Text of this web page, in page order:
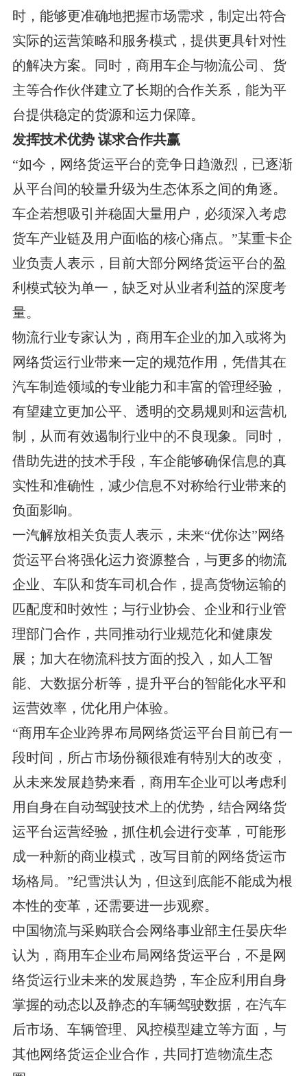
时，能够更准确地把握市场需求，制定出符合
实际的运营策略和服务模式，提供更具针对性
的解决方案。同时，商用车企与物流公司、货
主等合作伙伴建立了长期的合作关系，能为平
台提供稳定的货源和运力保障。
发挥技术优势 谋求合作共赢
“如今，网络货运平台的竞争日趋激烈，已逐渐
从平台间的较量升级为生态体系之间的角逐。
车企若想吸引并稳固大量用户，必须深入考虑
货车产业链及用户面临的核心痛点。”某重卡企
业负责人表示，目前大部分网络货运平台的盈
利模式较为单一，缺乏对从业者利益的深度考
量。
物流行业专家认为，商用车企业的加入或将为
网络货运行业带来一定的规范作用，凭借其在
汽车制造领域的专业能力和丰富的管理经验，
有望建立更加公平、透明的交易规则和运营机
制，从而有效遏制行业中的不良现象。同时，
借助先进的技术手段，车企能够确保信息的真
实性和准确性，减少信息不对称给行业带来的
负面影响。
一汽解放相关负责人表示，未来“优你达”网络
货运平台将强化运力资源整合，与更多的物流
企业、车队和货车司机合作，提高货物运输的
匹配度和时效性；与行业协会、企业和行业管
理部门合作，共同推动行业规范化和健康发
展；加大在物流科技方面的投入，如人工智
能、大数据分析等，提升平台的智能化水平和
运营效率，优化用户体验。
“商用车企业跨界布局网络货运平台目前已有一
段时间，所占市场份额很难有特别大的改变，
从未来发展趋势来看，商用车企业可以考虑利
用自身在自动驾驶技术上的优势，结合网络货
运平台运营经验，抓住机会进行变革，可能形
成一种新的商业模式，改写目前的网络货运市
场格局。”纪雪洪认为，但这到底能不能成为根
本性的变革，还需要进一步观察。
中国物流与采购联合会网络事业部主任晏庆华
认为，商用车企业布局网络货运平台，不是网
络货运行业未来的发展趋势，车企应利用自身
掌握的动态以及静态的车辆驾驶数据，在汽车
后市场、车辆管理、风控模型建立等方面，与
其他网络货运企业合作，共同打造物流生态